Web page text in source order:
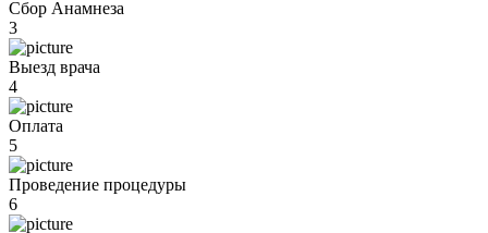
Сбор Анамнеза
3
Выезд врача
4
Оплата
5
Проведение процедуры
6